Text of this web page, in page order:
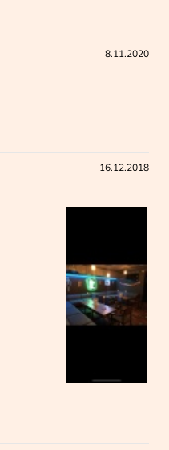
8.11.2020
16.12.2018